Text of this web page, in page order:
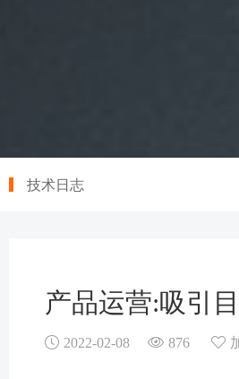
技术日志
产品运营:吸引
2022-02-08 876